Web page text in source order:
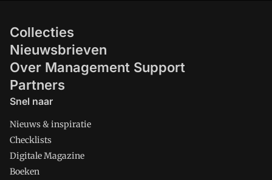
Collecties
Nieuwsbrieven
Over Management Support
Partners
Snel naar
Nieuws & inspiratie
Checklists
Digitale Magazine
Boeken